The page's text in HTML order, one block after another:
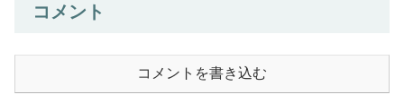
コメント
コメントを書き込む